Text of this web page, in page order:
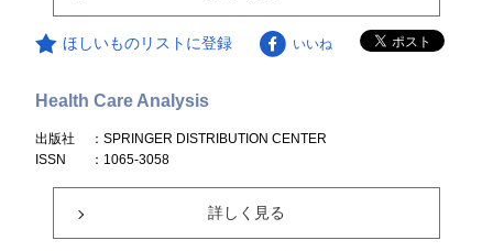
ほしいものリストに登録 いいね
Health Care Analysis
出版社
：SPRINGER DISTRIBUTION CENTER
ISSN
：1065-3058
詳しく見る